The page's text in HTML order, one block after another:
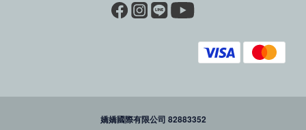
嬌嬌國際有限公司 82883352